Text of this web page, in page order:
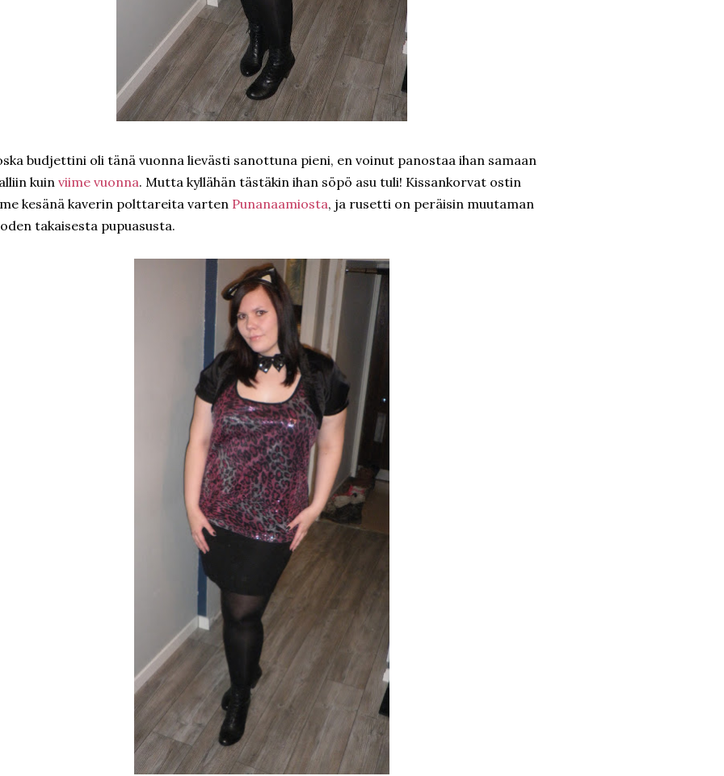
budjettini oli tänä vuonna lievästi sanottuna pieni, en voinut panostaa ihan samaan
kuinviime vuonna. Mutta kyllähän tästäkin ihan söpö asu tuli! Kissankorvat ostin
kesänä kaverin polttareita varten Punanaamiosta, ja rusetti on peräisin muutaman
takaisesta pupuasusta.